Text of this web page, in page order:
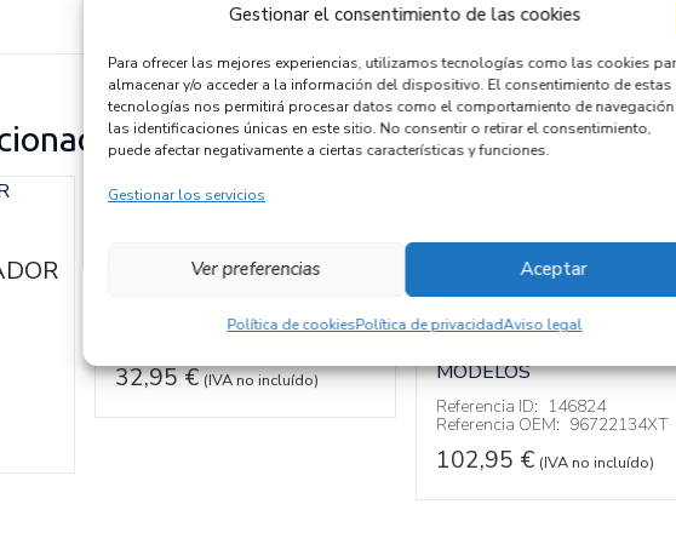
Gestionar el consentimiento de las cookies
Para ofrecer las mejores experiencias, utilizamos tecnologías como las cookies
almacenar y/o acceder a la información del dispositivo. El consentimiento de estas
tecnologías nos permitirá procesar datos como el comportamiento de
las identificaciones únicas en este sitio. No consentir o retirar el consentimiento,
puede afectar negativamente a ciertas características y funciones.
Gestionar los servicios
Aceptar
Ver preferencias
Política de cookiesPolítica de privacidadAviso legal
Recambios » OTROS...
147069
32,95€ (IVA no incluído)
MANDO
MULTIFUNCION
96722134XT
MODELOS
Referencia ID: 146824
Referencia OEM: 96722134XT
102,95 € (IVA no incluído)